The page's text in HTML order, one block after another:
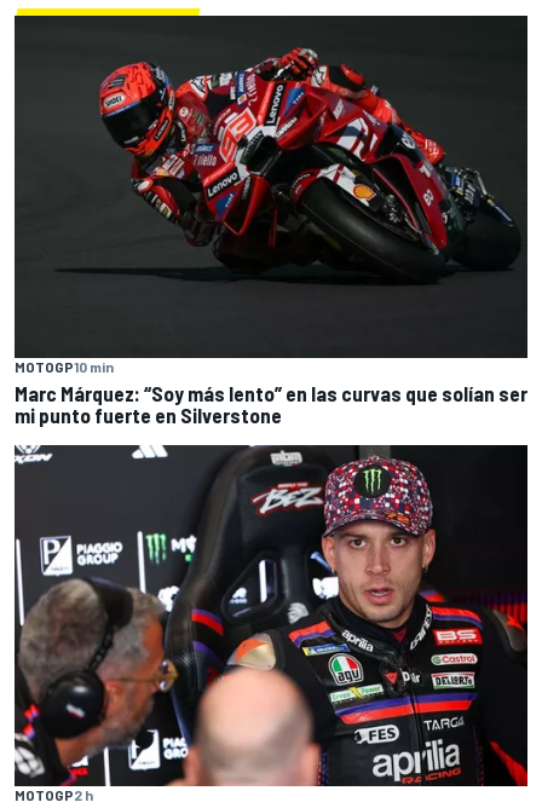
MOTOGP10 min
Marc Márquez: “Soy más lento” en las curvas que solían ser
mi punto fuerte en Silverstone
MOTOGP2 h